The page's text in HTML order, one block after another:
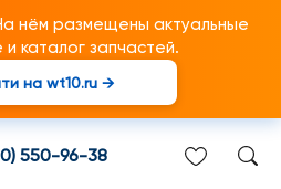
нём размещены актуальные
каталог запчастей.
на wt10.ru →
550-96-38
шестигранная
для
марки Scania/